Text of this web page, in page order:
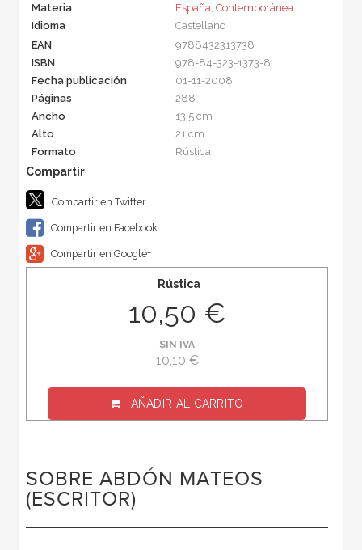
Materia
España Contemporánea
Idioma
Castellano
EAN
9788432313738
ISBN
978-84-323-1373-8
Fecha publicación
01-11-2008
Páginas
288
Ancho
13,5 cm
Alto
21 cm
Formato
Rústica
Compartir en Twitter
Compartir en Facebook
Compartir en Google+
Rústica
10,50 €
SIN IVA
10,10 €
AÑADIR AL CARRITO
SOBRE ABDÓN MATEOS
(ESCRITOR)